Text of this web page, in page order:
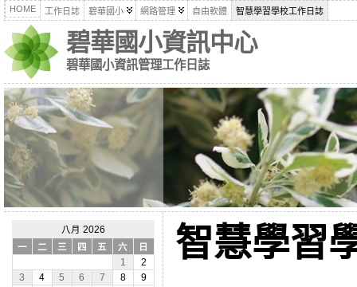
HOME 工作日誌 碧華國小 網路管理 自由軟體 智慧學習學校工作日誌
碧華國小資訊中心
碧華國小資訊管理工作日誌
八月 2026
一
二 三 四 五 六
日
1
2
3
4 5 6 7 8
9
智慧學習